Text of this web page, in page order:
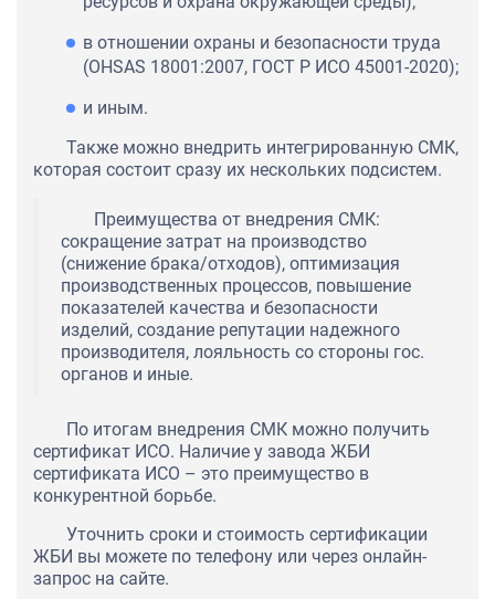
в отношении охраны и безопасности труда
(OHSAS 18001:2007, ГОСТ Р ИСО 45001-2020);
и иным.
Также можно внедрить интегрированную СМК,
которая состоит сразу их нескольких подсистем.
Преимущества от внедрения СМК:
сокращение затрат на производство
(снижение брака/отходов), оптимизация
производственных процессов, повышение
показателей качества и безопасности
изделий, создание репутации надежного
производителя, лояльность со стороны гос.
органов и иные.
По итогам внедрения СМК можно получить
сертификат ИСО. Наличие у завода ЖБИ
сертификата ИСО – это преимущество в
конкурентной борьбе.
Уточнить сроки и стоимость сертификации
ЖБИ вы можете по телефону или через онлайн-
запрос на сайте.